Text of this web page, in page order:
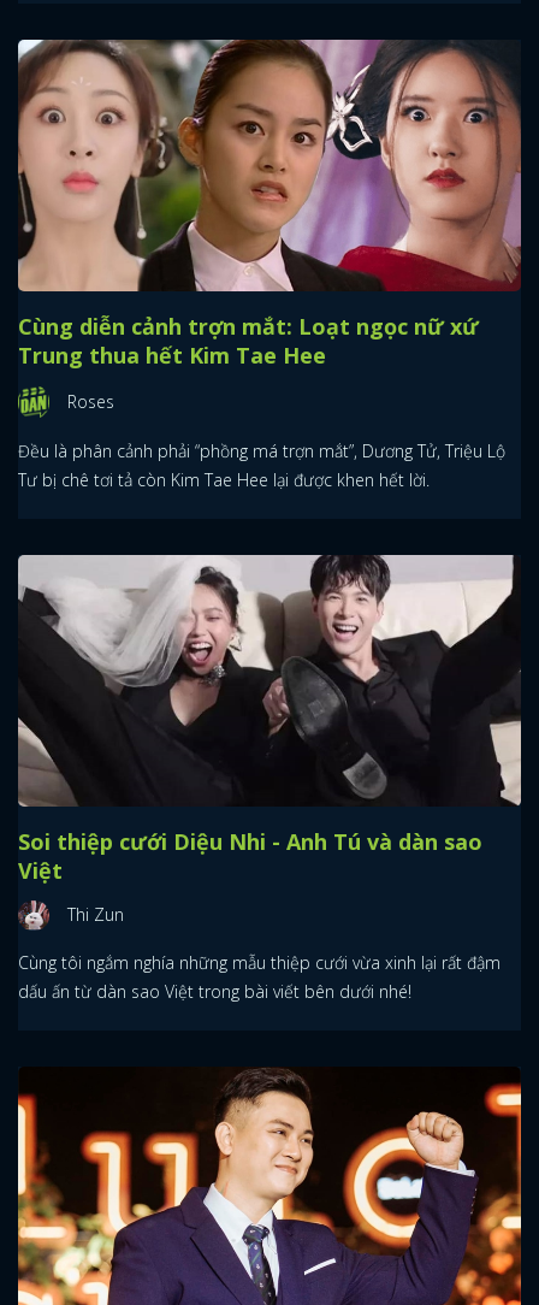
Cùng diễn cảnh trợn mắt: Loạt ngọc nữ xứ
Trung thua hết Kim Tae Hee
Roses
Đều là phân cảnh phải “phồng má trợn mắt”, Dương Tử, Triệu Lộ
Tư bị chê tơi tả còn Kim Tae Hee lại được khen hết lời.
Soi thiệp cưới Diệu Nhi - Anh Tú và dàn sao
Việt
Thi Zun
Cùng tôi ngắm nghía những mẫu thiệp cưới vừa xinh lại rất đậm
dấu ấn từ dàn sao Việt trong bài viết bên dưới nhé!